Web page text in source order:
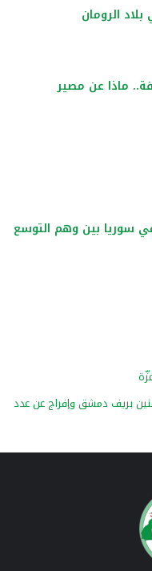
الرومان
ماذا عن مصير
سوريا بين وهم التوسع
بريف دمشق وإفراج عن عدد